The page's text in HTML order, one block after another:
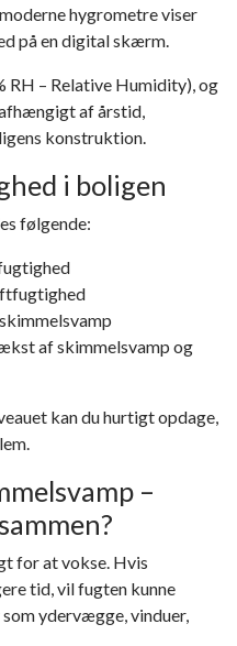
hygrometre viser
på en digital skærm.
RH – Relative Humidity), og
af årstid,
konstruktion.
i boligen
følgende:
af skimmelsvamp og
kan du hurtigt opdage,
–
for at vokse. Hvis
tid, vil fugten kunne
ydervægge, vinduer,